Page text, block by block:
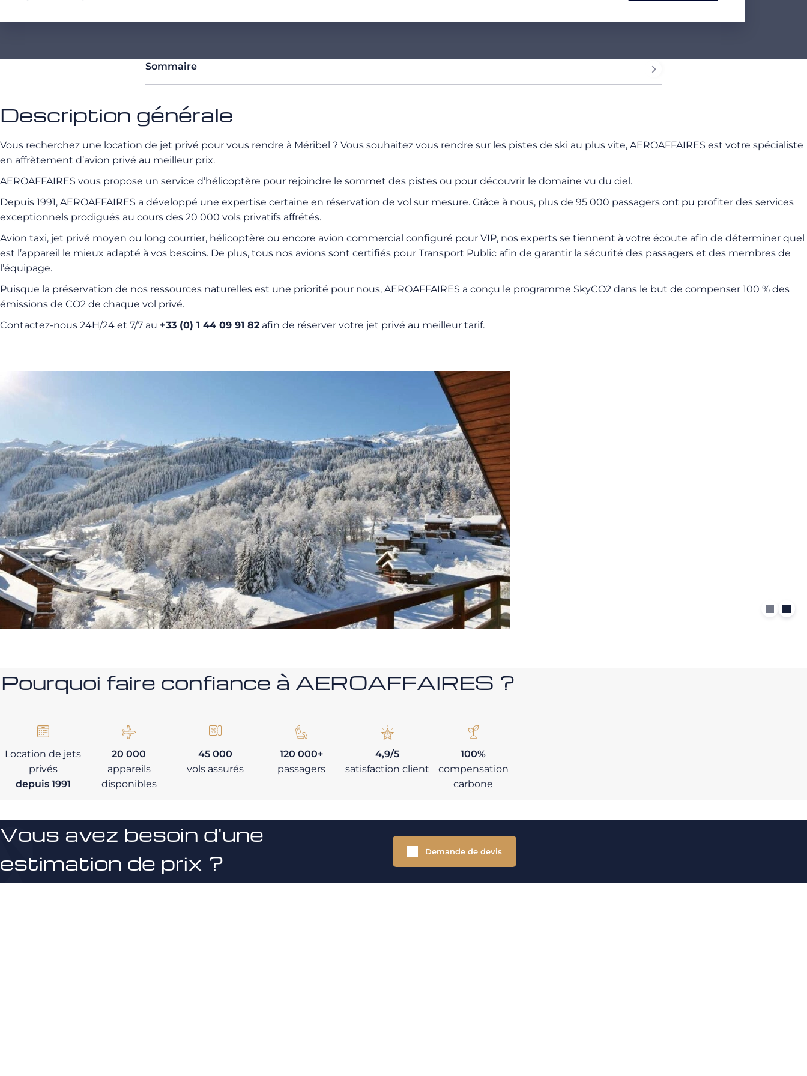
Sommaire
Description générale
Vous recherchez une location de jet privé pour vous rendre à Méribel ? Vous souhaitez vous rendre sur les pistes de ski au plus vite, AEROAFFAIRES est votre spécialiste
en affrètement d’avion privé au meilleur prix.
AEROAFFAIRES vous propose un service d’hélicoptère pour rejoindre le sommet des pistes ou pour découvrir le domaine vu du ciel.
Depuis 1991, AEROAFFAIRES a développé une expertise certaine en réservation de vol sur mesure. Grâce à nous, plus de 95 000 passagers ont pu profiter des services
exceptionnels prodigués au cours des 20 000 vols privatifs affrétés.
Avion taxi, jet privé moyen ou long courrier, hélicoptère ou encore avion commercial configuré pour VIP, nos experts se tiennent à votre écoute afin de déterminer quel
est l’appareil le mieux adapté à vos besoins. De plus, tous nos avions sont certifiés pour Transport Public afin de garantir la sécurité des passagers et des membres de
l’équipage.
Puisque la préservation de nos ressources naturelles est une priorité pour nous, AEROAFFAIRES a conçu le programme SkyCO2 dans le but de compenser 100 % des
émissions de CO2 de chaque vol privé.
Contactez-nous 24H/24 et 7/7 au +33 (0) 1 44 09 91 82 afin de réserver votre jet privé au meilleur tarif.
Pourquoi faire confiance à AEROAFFAIRES ?
Location de jets
privés
depuis 1991
20 000
appareils
disponibles
45 000
vols assurés
120 000+
passagers
4,9/5
satisfaction client
100%
compensation
carbone
Vous avez besoin d'une
estimation de prix ?
Demande de devis